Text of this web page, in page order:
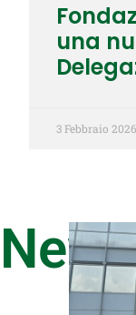
una
3 Febbraio 2026
News